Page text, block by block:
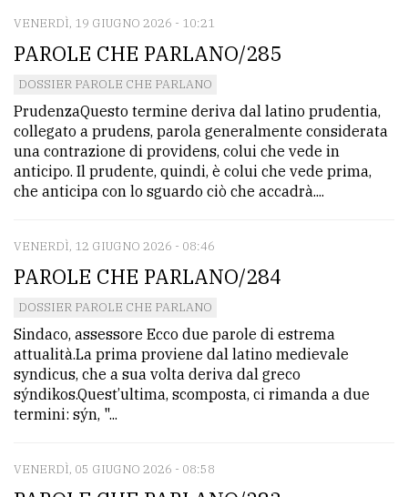
VENERDÌ, 19 GIUGNO 2026 - 10:21
PAROLE CHE PARLANO/285
DOSSIER PAROLE CHE PARLANO
PrudenzaQuesto termine deriva dal latino prudentia,
collegato a prudens, parola generalmente considerata
una contrazione di providens, colui che vede in
anticipo. Il prudente, quindi, è colui che vede prima,
che anticipa con lo sguardo ciò che accadrà....
VENERDÌ, 12 GIUGNO 2026 - 08:46
PAROLE CHE PARLANO/284
DOSSIER PAROLE CHE PARLANO
Sindaco, assessore Ecco due parole di estrema
attualità.La prima proviene dal latino medievale
syndicus, che a sua volta deriva dal greco
sýndikos.Quest’ultima, scomposta, ci rimanda a due
termini: sýn, "...
VENERDÌ, 05 GIUGNO 2026 - 08:58